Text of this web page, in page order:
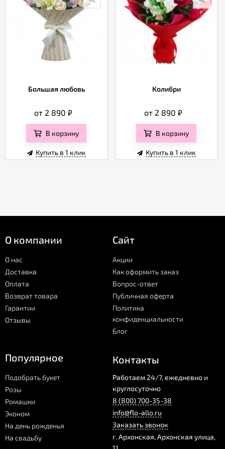
Большая любовь
от 2 890₽
В корзину
Купить в 1 клик
Колибри
от 2 890₽
В корзину
Купить в 1 клик
О компании
О нас
Доставка
Оплата
Возврат товара
Гарантии
Отзывы
Сайт
Акции
Как оформить заказ
Вопрос-ответ
Публичная оферта
Политика
конфиденциальности
Блог
Популярное
Подобрать букет
Розы
Ромашки
Эконом
На день рожденья
На свадьбу
Контакты
Работаем 24/7, ежедневно и
круглосуточно
8 (800) 700-35-38
info@flo-allo.ru
Заказать звонок
г.Архонская,Архонская улица,